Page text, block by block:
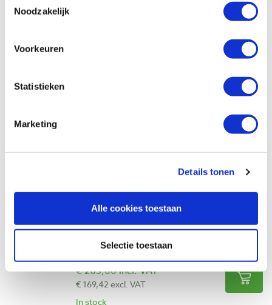
Noodzakelijk
Voorkeuren
Statistieken
Marketing
Details tonen
Alle cookies toestaan
Selectie toestaan
Lie-Nielsen Boggs spokeplane flat
Hickory
Productnumber: 20548
€ 205,00 incl. VAT
€ 169,42 excl. VAT
In stock